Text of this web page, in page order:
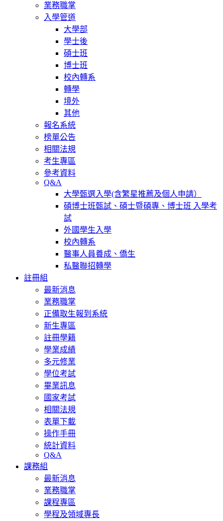
業務職掌
入學管道
大學部
學士後
碩士班
博士班
校內轉系
轉學
境外
其他
報名系統
榜單公告
相關法規
考生專區
參考資料
Q&A
大學甄選入學(含繁星推薦及個人申請）
碩博士班甄試、碩士暨碩專、博士班 入學考
試
外國學生入學
校內轉系
醫事人員養成、僑生
私醫聯招轉學
註冊組
最新消息
業務職掌
正備取生報到系統
新生專區
註冊學籍
學業成績
多元修業
學位考試
畢業訊息
國家考試
相關法規
表單下載
操作手冊
統計資料
Q&A
課務組
最新消息
業務職掌
課程專區
學程及領域專長